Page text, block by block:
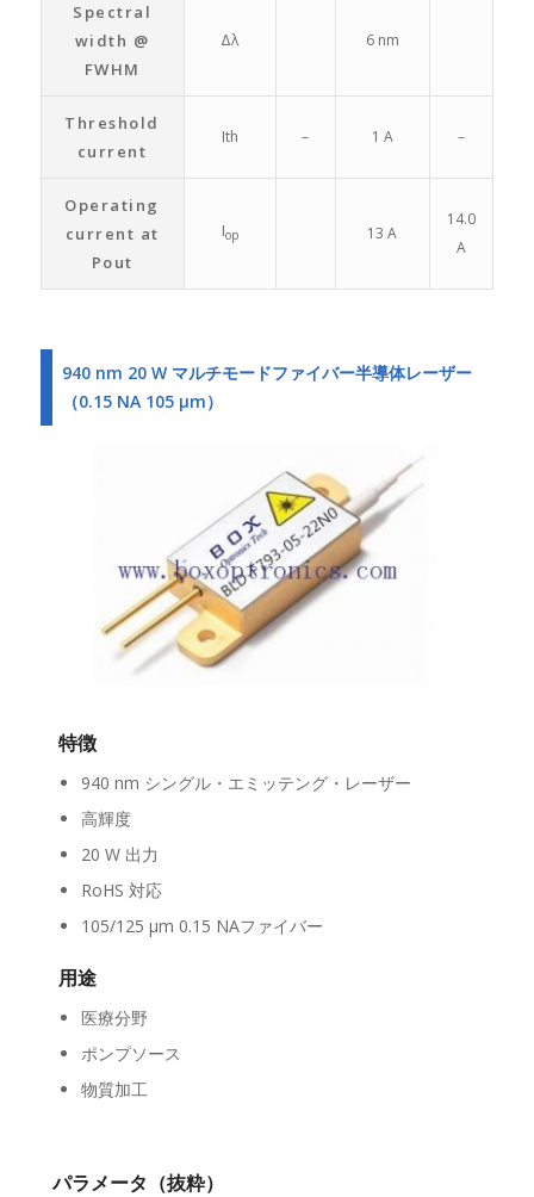
Spectral
width @
FWHM
Δλ 6 nm
Threshold
current
Ith – 1 A –
Operating
current at
Pout
Iop 13 A
14.0
A
940 nm 20 W マルチモードファイバー半導体レーザー
（0.15 NA 105 μm）
特徴
940 nm シングル・エミッテング・レーザー
高輝度
20 W 出力
RoHS 対応
105/125 μm 0.15 NAファイバー
用途
医療分野
ポンプソース
物質加工
パラメータ（抜粋）